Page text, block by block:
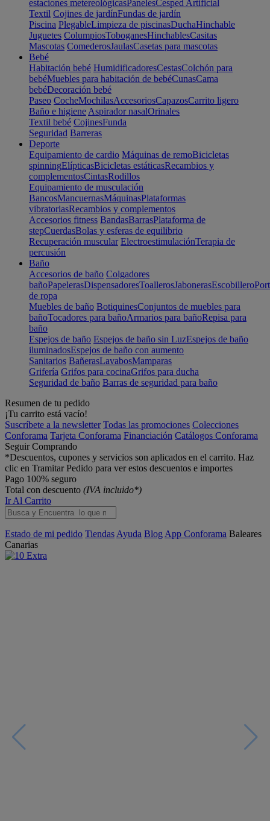
estaciones metereológicasPanelesCesped Artificial
Textil Cojines de jardínFundas de jardín
Piscina PlegableLimpieza de piscinasDuchaHinchable
Juguetes ColumpiosToboganesHinchablesCasitas
Mascotas ComederosJaulasCasetas para mascotas
Bebé
Habitación bebé HumidificadoresCestasColchón para
bebéMuebles para habitación de bebéCunasCama
bebéDecoración bebé
Paseo CocheMochilasAccesoriosCapazosCarrito ligero
Baño e higiene Aspirador nasalOrinales
Textil bebé CojinesFunda
Seguridad Barreras
Deporte
Equipamiento de cardio Máquinas de remoBicicletas
spinningElípticasBicicletas estáticasRecambios y
complementosCintasRodillos
Equipamiento de musculación
BancosMancuernasMáquinasPlataformas
vibratoriasRecambios y complementos
Accesorios fitness BandasBarrasPlataforma de
stepCuerdasBolas y esferas de equilibrio
Recuperación muscular ElectroestimulaciónTerapia de
percusión
Baño
Accesorios de baño Colgadores
bañoPapelerasDispensadoresToallerosJabonerasEscobillero
de ropa
Muebles de baño BotiquinesConjuntos de muebles para
bañoTocadores para bañoArmarios para bañoRepisa para
baño
Espejos de baño Espejos de baño sin LuzEspejos de baño
iluminadosEspejos de baño con aumento
Sanitarios BañerasLavabosMamparas
Grifería Grifos para cocinaGrifos para ducha
Seguridad de baño Barras de seguridad para baño
Resumen de tu pedido
¡Tu carrito está vacío!
Suscríbete a la newsletter Todas las promociones Colecciones
Conforama Tarjeta Conforama Financiación Catálogos Conforama
Seguir Comprando
*Descuentos, cupones y servicios son aplicados en el carrito. Haz
clic en Tramitar Pedido para ver estos descuentos e importes
Pago 100% seguro
Total con descuento (IVA incluido*)
Ir Al Carrito
Estado de mi pedido Tiendas Ayuda Blog App Conforama Baleares
Canarias